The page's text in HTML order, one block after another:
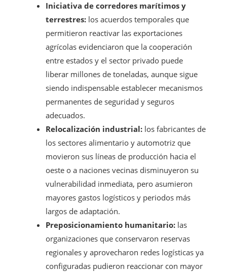
Iniciativa de corredores marítimos y
terrestres: los acuerdos temporales que
permitieron reactivar las exportaciones
agrícolas evidenciaron que la cooperación
entre estados y el sector privado puede
liberar millones de toneladas, aunque sigue
siendo indispensable establecer mecanismos
permanentes de seguridad y seguros
adecuados.
Relocalización industrial: los fabricantes de
los sectores alimentario y automotriz que
movieron sus líneas de producción hacia el
oeste o a naciones vecinas disminuyeron su
vulnerabilidad inmediata, pero asumieron
mayores gastos logísticos y periodos más
largos de adaptación.
Preposicionamiento humanitario: las
organizaciones que conservaron reservas
regionales y aprovecharon redes logísticas ya
configuradas pudieron reaccionar con mayor